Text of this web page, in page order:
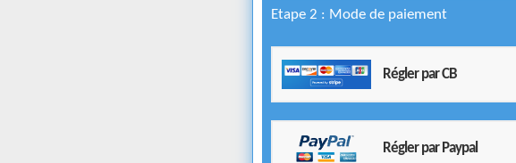
Etape 2 : Mode de paiement
Régler par CB
Régler par Paypal